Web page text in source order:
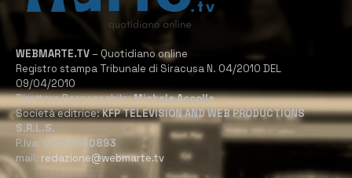
WEBMARTE.TV – Quotidiano online
Registro stampa Tribunale di Siracusa N. 04/2010 DEL
09/04/2010
Direttore Responsabile:Michele Accolla
Società editrice:KFP TELEVISION AND WEB PRODUCTIONS
S.R.L.S.
P.Iva: 02184950893
mail: redazione@webmarte.tv